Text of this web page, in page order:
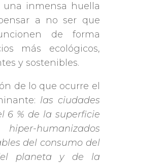
una inmensa huella
a no ser que
de forma
más ecológicos,
y sostenibles.
de lo que ocurre el
las ciudades
6 % de la superficie
humanizados
del consumo del
planeta y de la